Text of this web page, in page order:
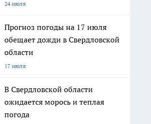
24 июля
Прогноз погоды на 17 июля
обещает дожди в Свердловской
области
17 июля
В Свердловской области
ожидается морось и теплая
погода